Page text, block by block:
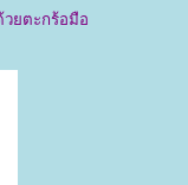
ยตะกร้อมือ